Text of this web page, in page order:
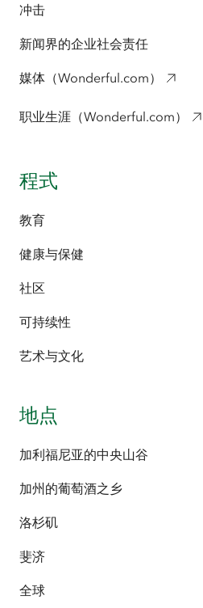
冲击
新闻界的企业社会责任
媒体（Wonderful.com）
职业生涯（Wonderful.com）
程式
教育
健康与保健
社区
可持续性
艺术与文化
地点
加利福尼亚的中央山谷
加州的葡萄酒之乡
洛杉矶
斐济
全球